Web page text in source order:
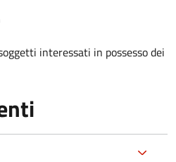
interessati in possesso dei